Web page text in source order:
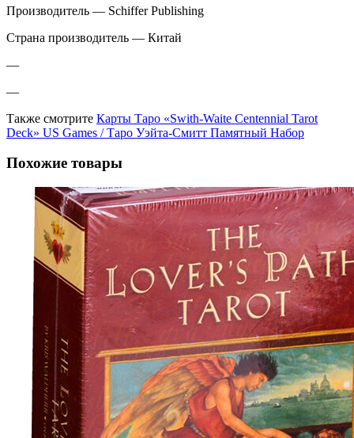
Производитель — Schiffer Publishing
Страна производитель — Китай
—
—
Также смотрите Карты Таро «Swith-Waite Centennial Tarot
Deck» US Games / Таро Уэйта-Смитт Памятный Набор
Похожие товары